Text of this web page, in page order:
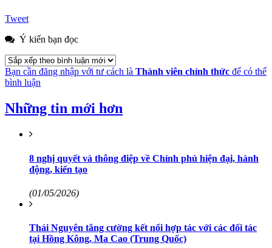
Tweet
Ý kiến bạn đọc
Bạn cần đăng nhập với tư cách là Thành viên chính thức để có thể
bình luận
Những tin mới hơn
8 nghị quyết và thông điệp về Chính phủ hiện đại, hành
động, kiến tạo
(01/05/2026)
Thái Nguyên tăng cường kết nối hợp tác với các đối tác
tại Hồng Kông, Ma Cao (Trung Quốc)